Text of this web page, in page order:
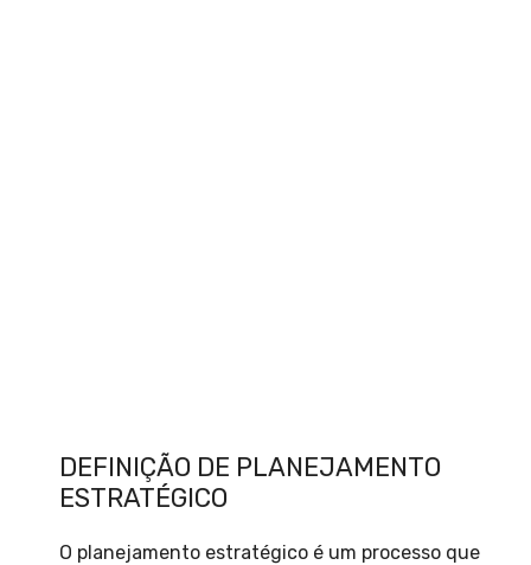
DEFINIÇÃO DE PLANEJAMENTO
ESTRATÉGICO
O planejamento estratégico é um processo que